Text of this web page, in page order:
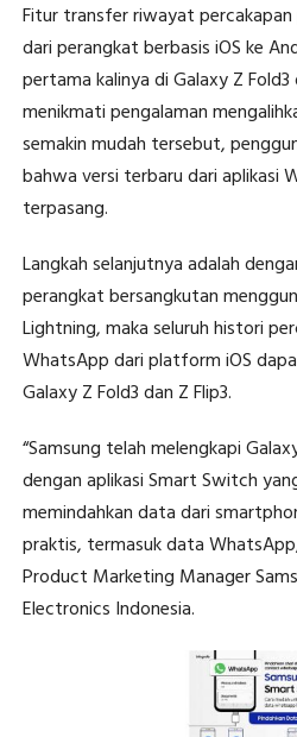
Fitur transfer riwayat
dari perangkat berbasis iOS ke
pertama kalinya di Galaxy Z Fold3
menikmati pengalaman
semakin mudah tersebut,
bahwa versi terbaru dari aplikasi
terpasang.
Langkah selanjutnya adalah
perangkat bersangkutan
Lightning, maka seluruh histori
WhatsApp dari platform iOS
Galaxy Z Fold3 dan Z Flip3.
“Samsung telah melengkapi
dengan aplikasi Smart Switch
memindahkan data dari
praktis, termasuk data
Product Marketing Manager
Electronics Indonesia.